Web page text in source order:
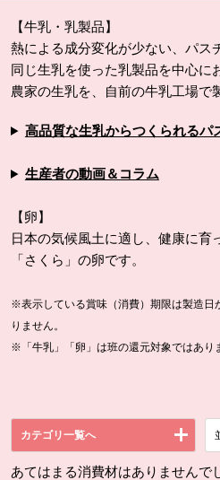
【牛乳・乳製品】
熱による成分変化が少ない、パス
同じ生乳を使った乳製品を中心に
農家の生乳を、自前の牛乳工場で
高品質な生乳からつくられるパ
生産者の動画＆コラム
【卵】
日本の気候風土に適し、健康に育
「さくら」の卵です。
※表示している賞味（消費）期限は製造日
りません。
※「牛乳」「卵」は班の還元対象ではあり
カテゴリ一覧へ
あてはまる消費材はありませんで